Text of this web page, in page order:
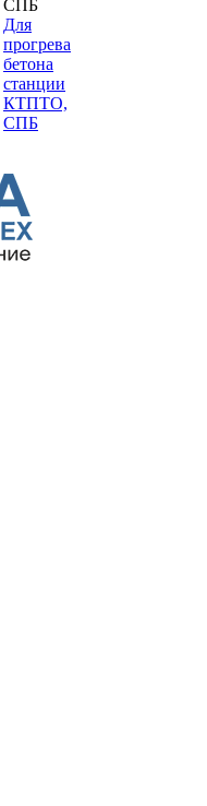
Для
прогрева
бетона
станции
КТПТО,
СПБ